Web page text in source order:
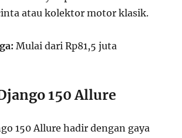
atau kolektor motor klasik.
Mulai dari Rp81,5 juta
150 Allure
150 Allure hadir dengan gaya